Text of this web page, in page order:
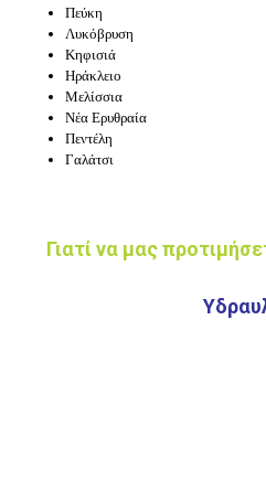
Πεύκη
Λυκόβρυση
Κηφισιά
Ηράκλειο
Μελίσσια
Νέα Ερυθραία
Πεντέλη
Γαλάτσι
Γιατί να μας